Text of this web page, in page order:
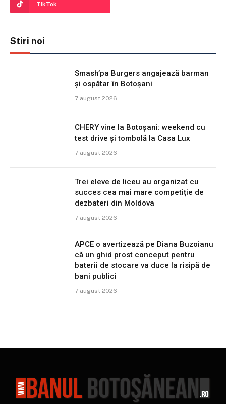
TikTok
Stiri noi
Smash’pa Burgers angajează barman
și ospătar în Botoșani
7 august 2026
CHERY vine la Botoșani: weekend cu
test drive și tombolă la Casa Lux
7 august 2026
Trei eleve de liceu au organizat cu
succes cea mai mare competiție de
dezbateri din Moldova
7 august 2026
APCE o avertizează pe Diana Buzoianu
că un ghid prost conceput pentru
baterii de stocare va duce la risipă de
bani publici
7 august 2026